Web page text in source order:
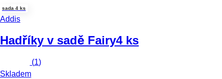
sada 4 ks
Addis
Hadříky v sadě Fairy4 ks
(1)
Skladem